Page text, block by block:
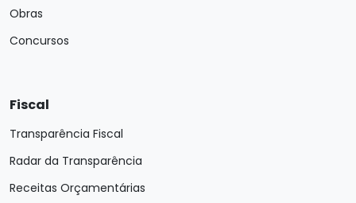
Obras
Concursos
Fiscal
Transparência Fiscal
Radar da Transparência
Receitas Orçamentárias